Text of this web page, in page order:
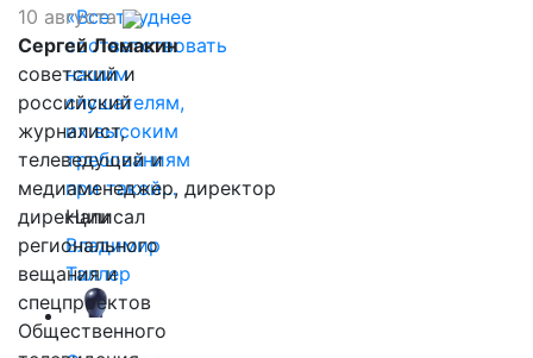
«Все труднее
соответствовать
нашим
слушателям,
их высоким
требованиям
при такой…
Написал
Владимир
Таллер
10 августа
Сергей Ломакин
советский и
российский
журналист,
телеведущий и
медиаменеджер, директор
дирекции
регионального
вещания и
спецпроектов
Общественного